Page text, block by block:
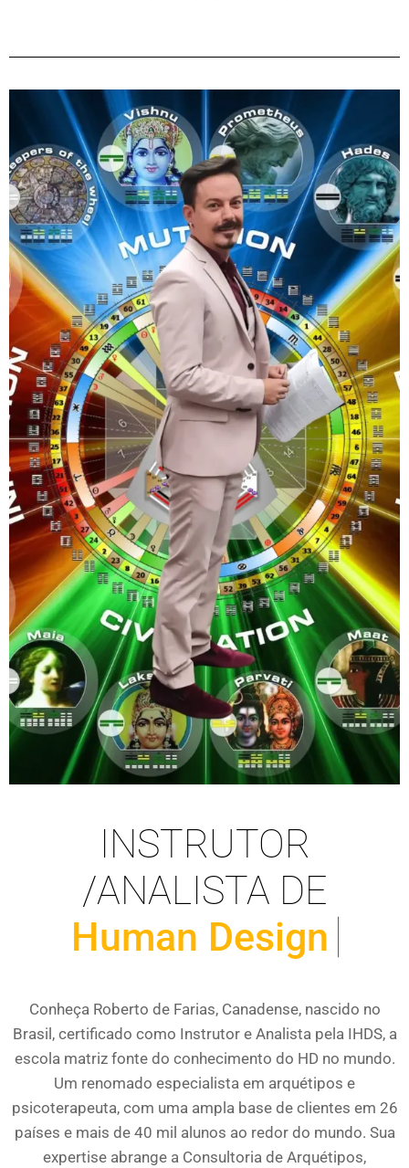
INSTRUTOR
/ANALISTA DE
Human Design
Conheça Roberto de Farias, Canadense, nascido no
Brasil, certificado como Instrutor e Analista pela IHDS, a
escola matriz fonte do conhecimento do HD no mundo.
Um renomado especialista em arquétipos e
psicoterapeuta, com uma ampla base de clientes em 26
países e mais de 40 mil alunos ao redor do mundo. Sua
expertise abrange a Consultoria de Arquétipos,